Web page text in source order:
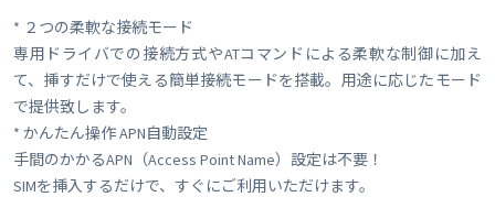
* ２つの柔軟な接続モード
専用ドライバでの​接続方式​や​ATコマンドによる柔軟な制御​に加え
て、挿すだけで使える簡単接続モードを搭載。用途に応じたモード
で提供致します。
* かんたん操作 APN自動設定
手間のかかるAPN（Access Point Name）設定は不要！
SIMを挿入するだけで、すぐにご利用いただけます。